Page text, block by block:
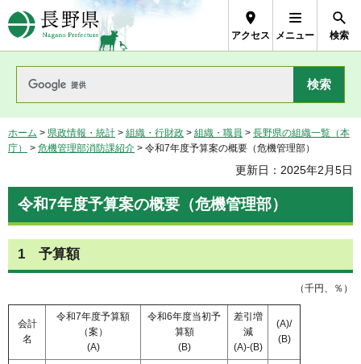
長野県Nagano Prefecture
アクセス メニュー 検索
ホーム > 県政情報・統計 > 組織・行財政 > 組織・職員 > 長野県の組織一覧（本
庁）
> 危機管理部消防課紹介 > 令和7年度予算案の概要（危機管理部）
更新日：2025年2月5日
令和7年度予算案の概要（危機管理部）
1 予算額
（千円、％）
会計
名
令和7年度予算額
（案）
(A)
令和6年度当初予
算額
(B)
差引増
減
(A)-(B)
(A)/
(B)